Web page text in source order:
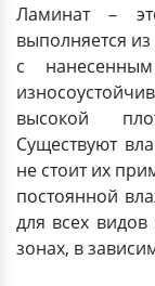
Ламинат –
выполняется
с
высокой
Существуют
не стоит их
постоянной
для всех
зонах, в